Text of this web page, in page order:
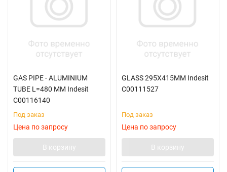
GAS PIPE - ALUMINIUM
TUBE L=480 MM Indesit
C00116140
Под заказ
Цена по запросу
В корзину
GLASS 295X415MM Indesit
C00111527
Под заказ
Цена по запросу
В корзину